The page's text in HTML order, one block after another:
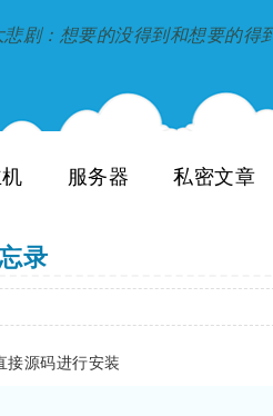
剧：想要的没得到和想要的得
服务器 私密文章
录
接源码进行安装